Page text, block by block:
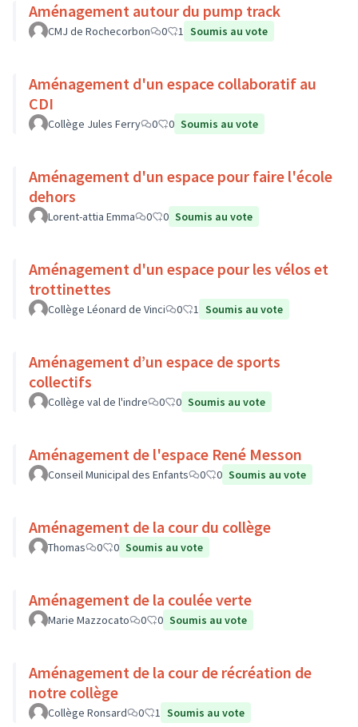
Aménagement autour du pump track
CMJ de Rochecorbon 0 1 Soumis au vote
Aménagement d'un espace collaboratif au
CDI
Collège Jules Ferry 0 0 Soumis au vote
Aménagement d'un espace pour faire l'école
dehors
Lorent-attia Emma 0 0 Soumis au vote
Aménagement d'un espace pour les vélos et
trottinettes
Collège Léonard de Vinci 0 1 Soumis au vote
Aménagement d’un espace de sports
collectifs
Collège val de l'indre 0 0 Soumis au vote
Aménagement de l'espace René Messon
Conseil Municipal des Enfants 0 0 Soumis au vote
Aménagement de la cour du collège
Thomas 0 0 Soumis au vote
Aménagement de la coulée verte
Marie Mazzocato 0 0 Soumis au vote
Aménagement de la cour de récréation de
notre collège
Collège Ronsard 0 1 Soumis au vote